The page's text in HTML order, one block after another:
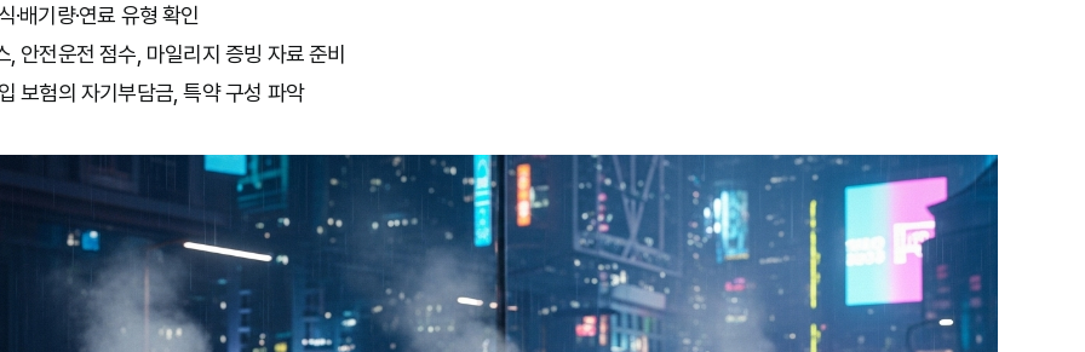
·배기량·연료 유형 확인
, 안전운전 점수, 마일리지 증빙 자료 준비
보험의 자기부담금, 특약 구성 파악